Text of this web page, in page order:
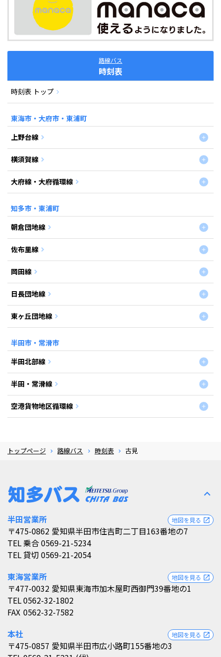
路線バス
時刻表
時刻表 トップ
東海市・大府市・東浦町
上野台線
横須賀線
大府線・大府循環線
知多市・東浦町
朝倉団地線
佐布里線
岡田線
日長団地線
東ヶ丘団地線
半田市・常滑市
半田北部線
半田・常滑線
空港貨物地区循環線
トップページ 路線バス 時刻表 古見
expand_less
半田営業所
〒475-0862 愛知県半田市住吉町二丁目163番地の7
地図を見る open_in_new
TEL乗合 0569-21-5234
TEL貸切 0569-21-2054
東海営業所
〒477-0032 愛知県東海市加木屋町西御門39番地の1
地図を見る open_in_new
TEL0562-32-1802
FAX 0562-32-7582
本社
〒475-0857 愛知県半田市広小路町155番地の3
地図を見る open_in_new